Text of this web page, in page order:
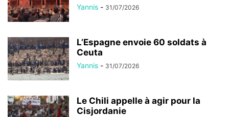
Yannis - 31/07/2026
L’Espagne envoie 60 soldats à
Ceuta
Yannis - 31/07/2026
Le Chili appelle à agir pour la
Cisjordanie